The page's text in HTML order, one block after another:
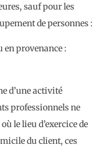
sauf pour les
de personnes :
en provenance :
d’une activité
professionnels ne
le lieu d’exercice de
du client, ces